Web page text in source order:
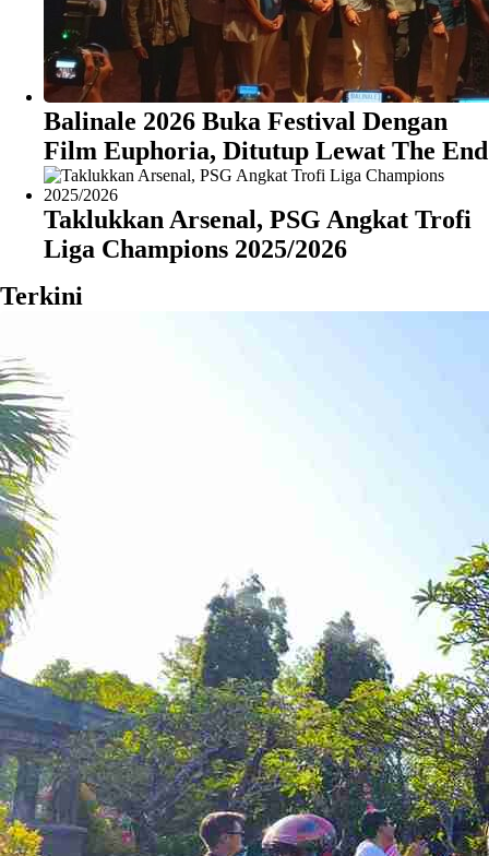
Balinale 2026 Buka Festival Dengan
Film Euphoria, Ditutup Lewat The End
Taklukkan Arsenal, PSG Angkat Trofi
Liga Champions 2025/2026
Terkini